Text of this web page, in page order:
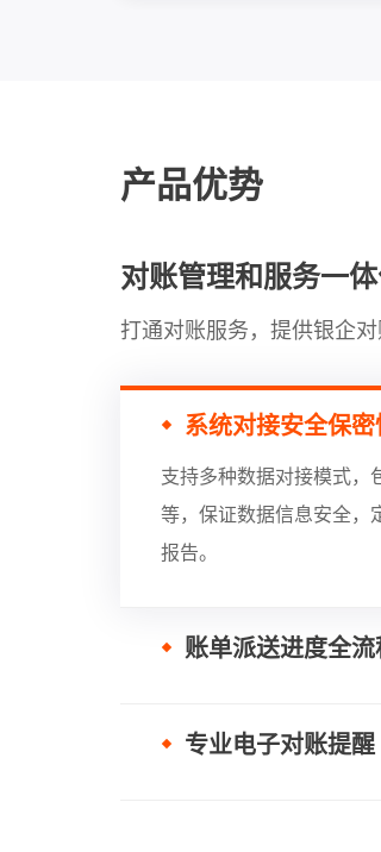
产品优势
对账管理和服务一
打通对账服务，提供银企对
系统对接安全保
支持多种数据对接模式，
等，保证数据信息安全，
报告。
账单派送进度全
专业电子对账提醒